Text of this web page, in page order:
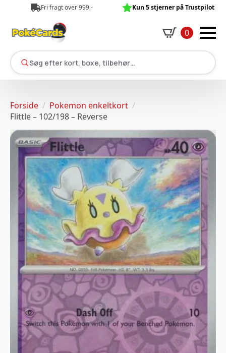
Fri fragt over 999,- Kun 5 stjerner på Trustpilot
0
Søg efter kort, boxe, tilbehør…
Forside
Pokemon enkeltkort
Flittle – 102/198 – Reverse